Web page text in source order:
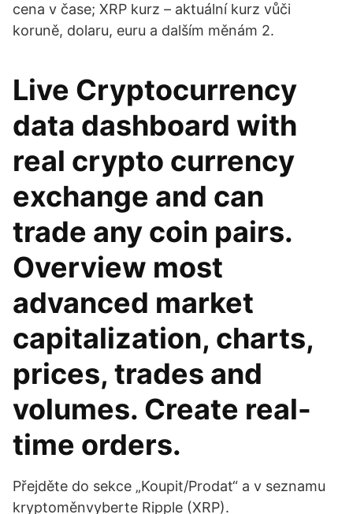
cena v čase; XRP kurz – aktuální kurz vůči
koruně, dolaru, euru a dalším měnám 2.
Live Cryptocurrency
data dashboard with
real crypto currency
exchange and can
trade any coin pairs.
Overview most
advanced market
capitalization, charts,
prices, trades and
volumes. Create real-
time orders.
Přejděte do sekce „Koupit/Prodat“ a v seznamu
kryptoměnvyberte Ripple (XRP).